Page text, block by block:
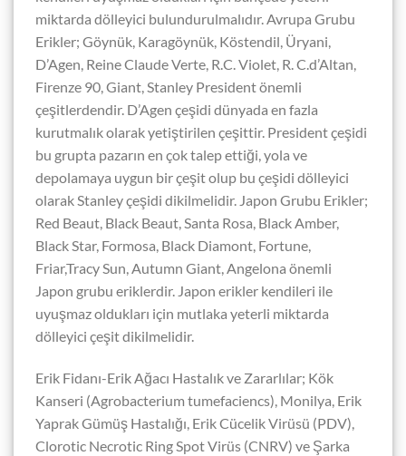
miktarda dölleyici bulundurulmalıdır. Avrupa Grubu
Erikler; Göynük, Karagöynük, Köstendil, Üryani,
D’Agen, Reine Claude Verte, R.C. Violet, R. C.d’Altan,
Firenze 90, Giant, Stanley President önemli
çeşitlerdendir. D’Agen çeşidi dünyada en fazla
kurutmalık olarak yetiştirilen çeşittir. President çeşidi
bu grupta pazarın en çok talep ettiği, yola ve
depolamaya uygun bir çeşit olup bu çeşidi dölleyici
olarak Stanley çeşidi dikilmelidir. Japon Grubu Erikler;
Red Beaut, Black Beaut, Santa Rosa, Black Amber,
Black Star, Formosa, Black Diamont, Fortune,
Friar,Tracy Sun, Autumn Giant, Angelona önemli
Japon grubu eriklerdir. Japon erikler kendileri ile
uyuşmaz oldukları için mutlaka yeterli miktarda
dölleyici çeşit dikilmelidir.
Erik Fidanı-Erik Ağacı Hastalık ve Zararlılar; Kök
Kanseri (Agrobacterium tumefaciencs), Monilya, Erik
Yaprak Gümüş Hastalığı, Erik Cücelik Virüsü (PDV),
Clorotic Necrotic Ring Spot Virüs (CNRV) ve Şarka